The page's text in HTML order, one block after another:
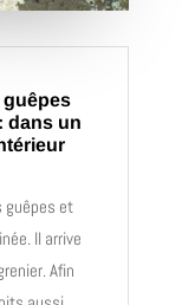
dans un
guêpes et
Il arrive
Afin